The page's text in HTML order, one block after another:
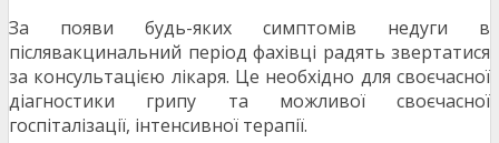
За появи будь-яких симптомів недуги в
післявакцинальний період фахівці радять звертатися
за консультацією лікаря. Це необхідно для своєчасної
діагностики грипу та можливої своєчасної
госпіталізації, інтенсивної терапії.